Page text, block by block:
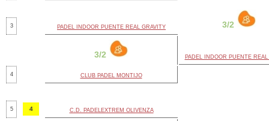
3/2
3 PADEL INDOOR PUENTE REAL GRAVITY
3/2 PADEL INDOOR PUENTE REAL
4 CLUB PADEL MONTIJO
5 4 C.D. PADELEXTREM OLIVENZA